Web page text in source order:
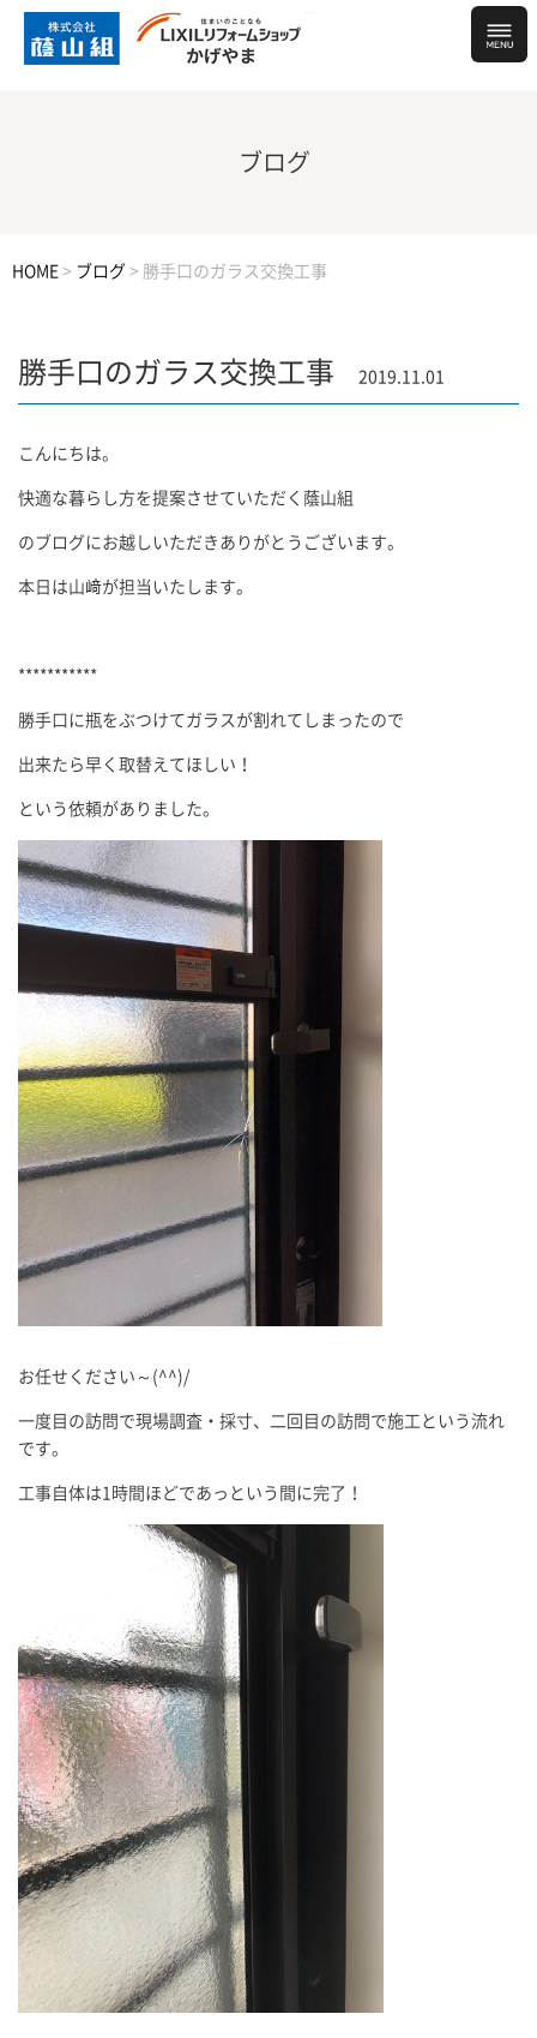
ブログ
HOME > ブログ > 勝手口のガラス交換工事
勝手口のガラス交換工事 2019.11.01
こんにちは。
快適な暮らし方を提案させていただく蔭山組
のブログにお越しいただきありがとうございます。
本日は山﨑が担当いたします。
***********
勝手口に瓶をぶつけてガラスが割れてしまったので
出来たら早く取替えてほしい！
という依頼がありました。
お任せください～(^^)/
一度目の訪問で現場調査・採寸、二回目の訪問で施工という流れ
です。
工事自体は1時間ほどであっという間に完了！